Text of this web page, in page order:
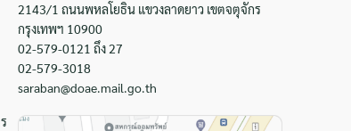
2143/1 ถนนพหลโยธิน แขวงลาดยาว เขตจตุจักร
กรุงเทพฯ 10900
02-579-0121 ถึง 27
02-579-3018
saraban@doae.mail.go.th